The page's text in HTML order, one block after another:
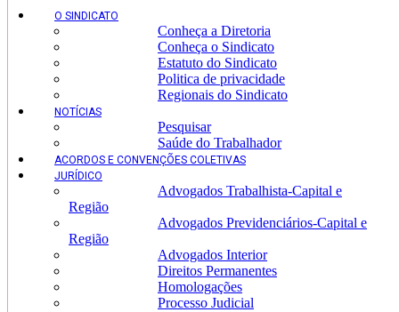
O SINDICATO
Conheça a Diretoria
Conheça o Sindicato
Estatuto do Sindicato
Politica de privacidade
Regionais do Sindicato
NOTÍCIAS
Pesquisar
Saúde do Trabalhador
ACORDOS E CONVENÇÕES COLETIVAS
JURÍDICO
Advogados Trabalhista-Capital e
Região
Advogados Previdenciários-Capital e
Região
Advogados Interior
Direitos Permanentes
Homologações
Processo Judicial